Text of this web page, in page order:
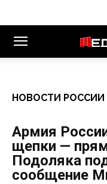
НОВОСТИ РОССИИ
Армия
щепки —
Подоляка
сообщение